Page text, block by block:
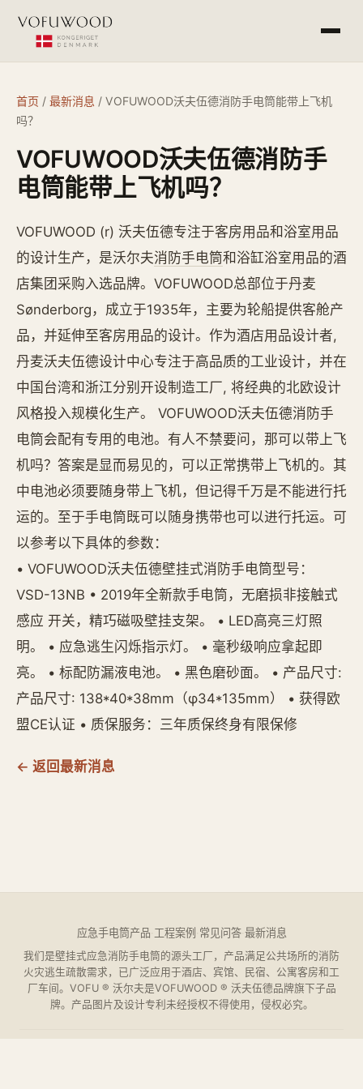
工程案例
常见问答
最新消息
杭州欧萨酒店设备有限公司
service@vofu.cn
0571-81672813
首页 / 最新消息 / VOFUWOOD沃夫伍德消防手电筒能带上飞机
吗？
VOFUWOOD沃夫伍德消防手
电筒能带上飞机吗？
VOFUWOOD (r) 沃夫伍德专注于客房用品和浴室用品
的设计生产，是沃尔夫消防手电筒和浴缸浴室用品的酒
店集团采购入选品牌。VOFUWOOD总部位于丹麦
Sønderborg，成立于1935年，主要为轮船提供客舱产
品，并延伸至客房用品的设计。作为酒店用品设计者,
丹麦沃夫伍德设计中心专注于高品质的工业设计，并在
中国台湾和浙江分别开设制造工厂, 将经典的北欧设计
风格投入规模化生产。 VOFUWOOD沃夫伍德消防手
电筒会配有专用的电池。有人不禁要问，那可以带上飞
机吗？答案是显而易见的，可以正常携带上飞机的。其
中电池必须要随身带上飞机，但记得千万是不能进行托
运的。至于手电筒既可以随身携带也可以进行托运。可
以参考以下具体的参数：
• VOFUWOOD沃夫伍德壁挂式消防手电筒型号：
VSD-13NB • 2019年全新款手电筒，无磨损非接触式
感应 开关，精巧磁吸壁挂支架。 • LED高亮三灯照
明。 • 应急逃生闪烁指示灯。 • 毫秒级响应拿起即
亮。 • 标配防漏液电池。 • 黑色磨砂面。 • 产品尺寸:
产品尺寸: 138*40*38mm（φ34*135mm） • 获得欧
盟CE认证 • 质保服务：三年质保终身有限保修
← 返回最新消息
应急手电筒产品 工程案例 常见问答· 最新消息
我们是壁挂式应急消防手电筒的源头工厂，产品满足公共场所的消防
火灾逃生疏散需求，已广泛应用于酒店、宾馆、民宿、公寓客房和工
厂车间。VOFU ® 沃尔夫是VOFUWOOD ® 沃夫伍德品牌旗下子品
牌。产品图片及设计专利未经授权不得使用，侵权必究。